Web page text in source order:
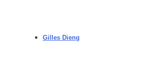
Gilles Dieng